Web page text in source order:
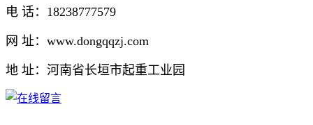
电 话：18238777579
网 址：www.dongqqzj.com
地 址：河南省长垣市起重工业园